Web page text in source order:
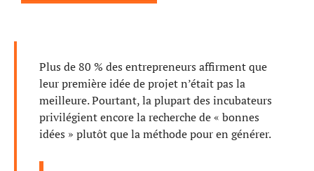
Plus de 80 % des entrepreneurs affirment que
leur première idée de projet n’était pas la
meilleure. Pourtant, la plupart des incubateurs
privilégient encore la recherche de « bonnes
idées » plutôt que la méthode pour en générer.